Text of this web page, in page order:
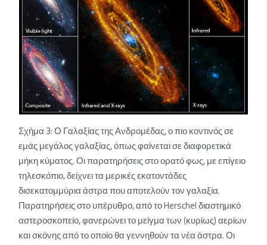
Σχήμα 3: Ο Γαλαξίας της Ανδρομέδας, ο πιο κοντινός σε
εμάς μεγάλος γαλαξίας, όπως φαίνεται σε διαφορετικά
μήκη κύματος. Οι παρατηρήσεις στο ορατό φως, με επίγειο
τηλεσκόπιο, δείχνει τα μερικές εκατοντάδες
δισεκατομμύρια άστρα που αποτελούν τον γαλαξία.
Παρατηρήσεις στο υπέρυθρο, από το Herschel διαστημικό
αστεροσκοπείο, φανερώνει το μείγμα των (κυρίως) αερίων
και σκόνης από το οποίο θα γεννηθούν τα νέα άστρα. Οι